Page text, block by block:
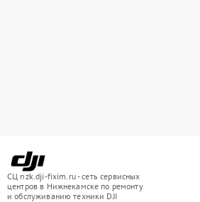
СЦ nzk.dji-fixim.ru - сеть сервисных
центров в Нижнекамске по ремонту
и обслуживанию техники DJI